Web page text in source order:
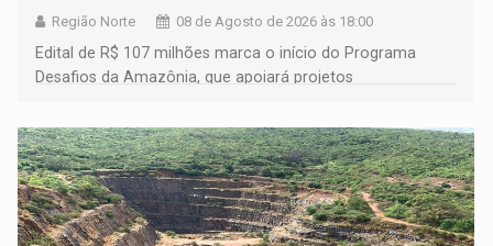
Região Norte 08 de Agosto de 2026 às 18:00
Edital de R$ 107 milhões marca o início do Programa
Desafios da Amazônia, que apoiará projetos
submissão de pré-propostas poderá ser feita até 1º de
setembro